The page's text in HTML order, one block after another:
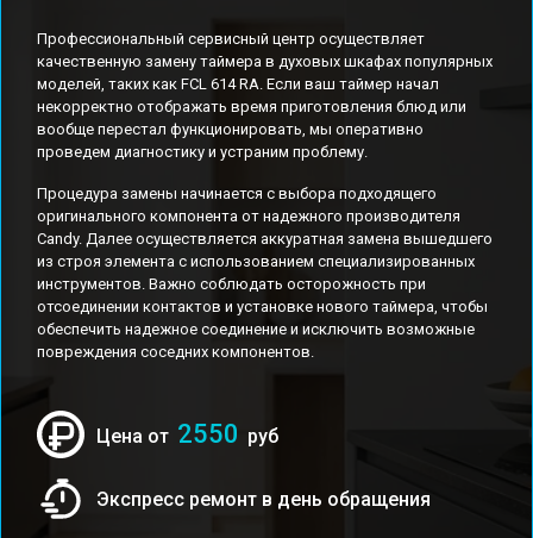
Профессиональный сервисный центр осуществляет
качественную замену таймера в духовых шкафах популярных
моделей, таких как FCL 614 RA. Если ваш таймер начал
некорректно отображать время приготовления блюд или
вообще перестал функционировать, мы оперативно
проведем диагностику и устраним проблему.
Процедура замены начинается с выбора подходящего
оригинального компонента от надежного производителя
Candy. Далее осуществляется аккуратная замена вышедшего
из строя элемента с использованием специализированных
инструментов. Важно соблюдать осторожность при
отсоединении контактов и установке нового таймера, чтобы
обеспечить надежное соединение и исключить возможные
повреждения соседних компонентов.
Цена от 2550 руб
Экспресс ремонт в день обращения